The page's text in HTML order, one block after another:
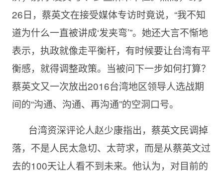
26日，蔡英文在接受媒体专访时竟说，“我不知
道为什么一直被讲成‘发夹弯’”。她还大言不惭地
表示，执政就像走平衡杆，有时候要让台湾有平
衡感，就得调整政策。当被问下一步如何打算？
蔡英文又一次放出2016台湾地区领导人选战期
间的“沟通、沟通、再沟通”的空洞口号。
台湾资深评论人赵少康指出，蔡英文民调掉
落，不是人民太急切、太苛求，而是从蔡英文过
去的100天让人看不到未来。他认为，对目前的